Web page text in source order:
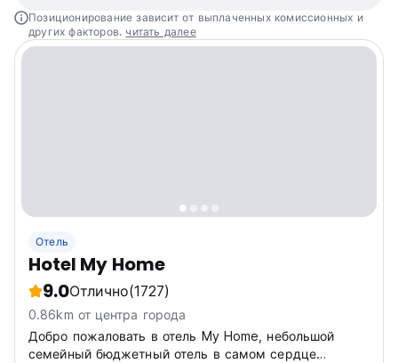
Позиционирование зависит от выплаченных комиссионных и
других факторов. читать далее
Отель
Hotel My Home
9.0Отлично(1727)
0.86km от центра города
Добро пожаловать в отель My Home, небольшой
семейный бюджетный отель в самом сердце